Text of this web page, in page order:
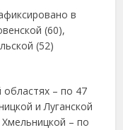
в
(60),
(52)
– по 47
и Луганской
– по